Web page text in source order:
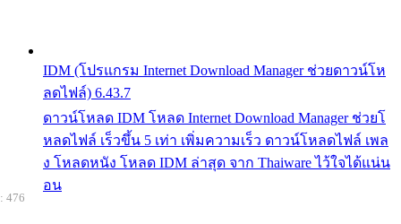
IDM (โปรแกรม Internet Download Manager ช่วยดาวน์โห
ลดไฟล์) 6.43.7
ดาวน์โหลด IDM โหลด Internet Download Manager ช่วยโ
หลดไฟล์ เร็วขึ้น 5 เท่า เพิ่มความเร็ว ดาวน์โหลดไฟล์ เพล
ง โหลดหนัง โหลด IDM ล่าสุด จาก Thaiware ไว้ใจได้แน่น
อน
476